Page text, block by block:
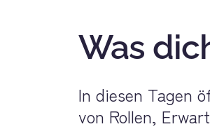
Was
In diesen Tagen
von Rollen,